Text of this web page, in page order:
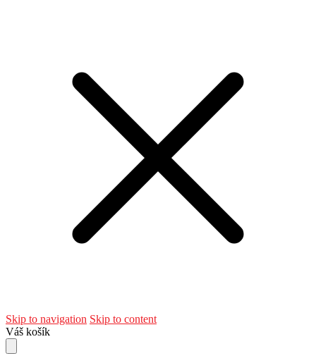
Skip to navigation Skip to content
Váš košík